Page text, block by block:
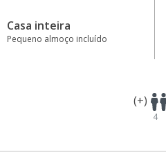
Casa inteira
Pequeno almoço incluído
(+)
4